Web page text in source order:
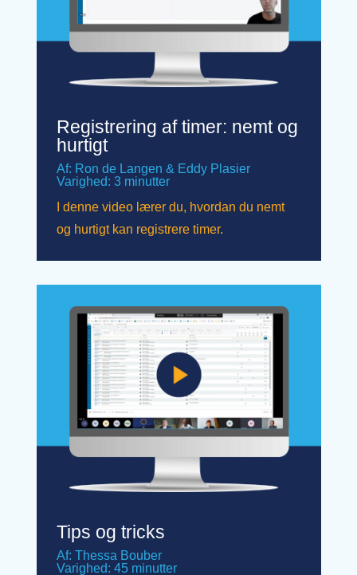
Registrering af timer: nemt og
hurtigt
Af: Ron de Langen & Eddy Plasier
Varighed: 3 minutter
I denne video lærer du, hvordan du nemt
og hurtigt kan registrere timer.
Tips og tricks
Af: Thessa Bouber
Varighed: 45 minutter